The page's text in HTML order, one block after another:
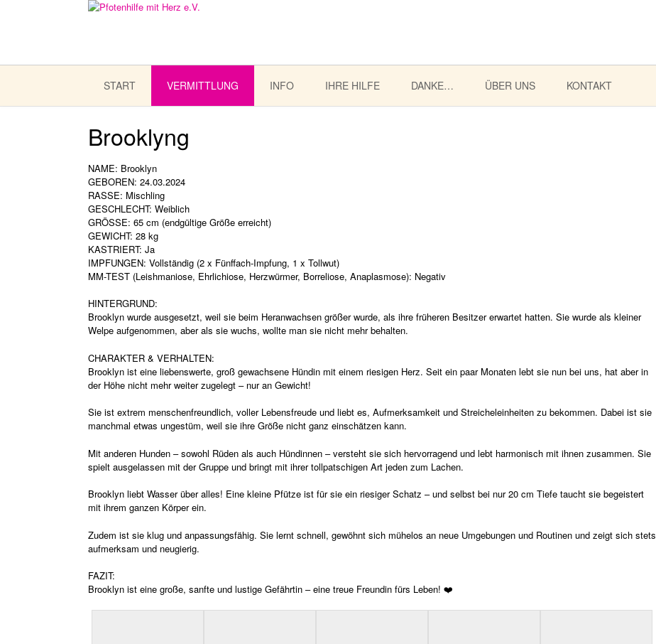
START VERMITTLUNG INFO IHRE HILFE DANKE… ÜBER UNS KONTAKT
Brooklyng
NAME: Brooklyn
GEBOREN: 24.03.2024
RASSE: Mischling
GESCHLECHT: Weiblich
GRÖSSE: 65 cm (endgültige Größe erreicht)
GEWICHT: 28 kg
KASTRIERT: Ja
IMPFUNGEN: Vollständig (2 x Fünffach-Impfung, 1 x Tollwut)
MM-TEST (Leishmaniose, Ehrlichiose, Herzwürmer, Borreliose, Anaplasmose): Negativ
HINTERGRUND:
Brooklyn wurde ausgesetzt, weil sie beim Heranwachsen größer wurde, als ihre früheren Besitzer erwartet hatten. Sie wurde als kleiner
Welpe aufgenommen, aber als sie wuchs, wollte man sie nicht mehr behalten.
CHARAKTER & VERHALTEN:
Brooklyn ist eine liebenswerte, groß gewachsene Hündin mit einem riesigen Herz. Seit ein paar Monaten lebt sie nun bei uns, hat aber in
der Höhe nicht mehr weiter zugelegt – nur an Gewicht!
Sie ist extrem menschenfreundlich, voller Lebensfreude und liebt es, Aufmerksamkeit und Streicheleinheiten zu bekommen. Dabei ist sie
manchmal etwas ungestüm, weil sie ihre Größe nicht ganz einschätzen kann.
Mit anderen Hunden – sowohl Rüden als auch Hündinnen – versteht sie sich hervorragend und lebt harmonisch mit ihnen zusammen. Sie
spielt ausgelassen mit der Gruppe und bringt mit ihrer tollpatschigen Art jeden zum Lachen.
Brooklyn liebt Wasser über alles! Eine kleine Pfütze ist für sie ein riesiger Schatz – und selbst bei nur 20 cm Tiefe taucht sie begeistert
mit ihrem ganzen Körper ein.
Zudem ist sie klug und anpassungsfähig. Sie lernt schnell, gewöhnt sich mühelos an neue Umgebungen und Routinen und zeigt sich stets
aufmerksam und neugierig.
FAZIT:
Brooklyn ist eine große, sanfte und lustige Gefährtin – eine treue Freundin fürs Leben! ❤️